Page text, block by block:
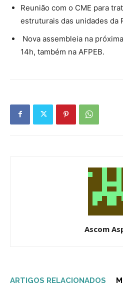
Reunião com o CME para
estruturais das unidades da
Nova assembleia na
14h, também na AFPEB.
Ascom
ARTIGOS RELACIONADOS